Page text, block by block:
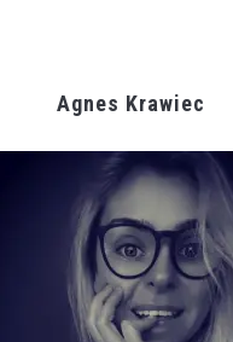
Agnes Krawiec